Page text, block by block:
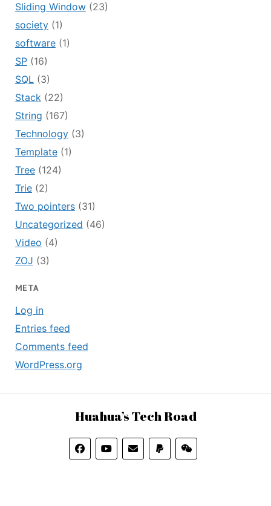
Sliding Window(23)
society(1)
software(1)
SP(16)
SQL(3)
Stack(22)
String (167)
Technology(3)
Template(1)
Tree(124)
Trie(2)
Two pointers(31)
Uncategorized (46)
Video (4)
ZOJ (3)
META
Log in
Entries feed
Comments feed
WordPress.org
Huahua’s Tech Road